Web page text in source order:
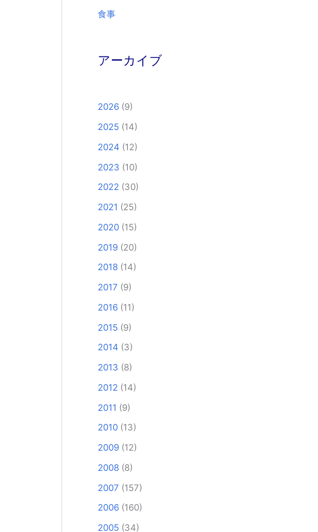
食事
アーカイブ
2026 (9)
2025 (14)
2024 (12)
2023 (10)
2022 (30)
2021 (25)
2020 (15)
2019 (20)
2018 (14)
2017 (9)
2016 (11)
2015 (9)
2014 (3)
2013 (8)
2012 (14)
2011 (9)
2010 (13)
2009 (12)
2008 (8)
2007 (157)
2006 (160)
2005 (34)